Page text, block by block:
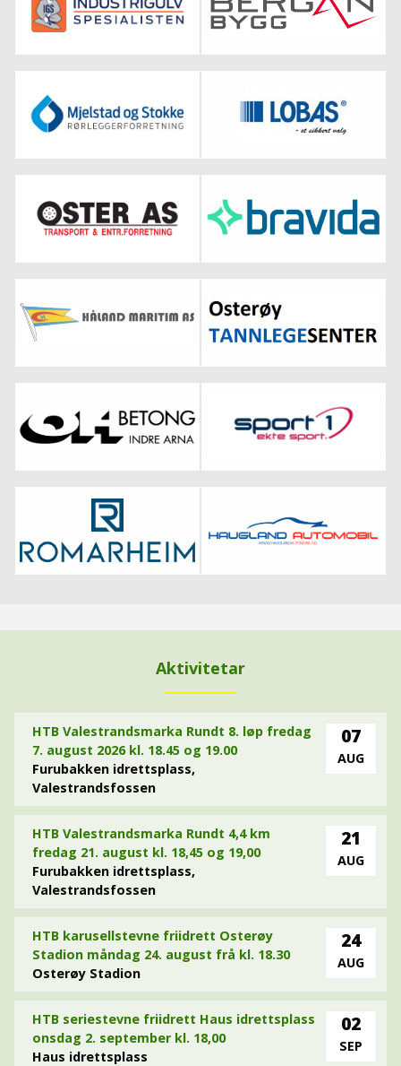
Aktivitetar
HTB Valestrandsmarka Rundt 8. løp fredag
7. august 2026 kl. 18.45 og 19.00
Furubakken idrettsplass,
Valestrandsfossen
07
AUG
HTB Valestrandsmarka Rundt 4,4 km
fredag 21. august kl. 18,45 og 19,00
Furubakken idrettsplass,
Valestrandsfossen
21
AUG
HTB karusellstevne friidrett Osterøy
Stadion måndag 24. august frå kl. 18.30
Osterøy Stadion
24
AUG
HTB seriestevne friidrett Haus idrettsplass
onsdag 2. september kl. 18,00
Haus idrettsplass
02
SEP